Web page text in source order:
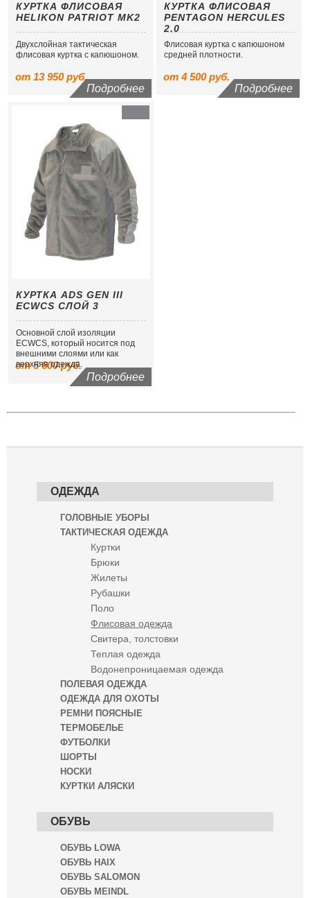
КУРТКА ФЛИСОВАЯ
HELIKON PATRIOT MK2
Двухслойная тактическая
флисовая куртка с капюшоном.
от 13 950 руб.
Подробнее
КУРТКА ФЛИСОВАЯ
PENTAGON HERCULES
2.0
Флисовая куртка с капюшоном
средней плотности.
от 4 500 руб.
Подробнее
КУРТКА ADS GEN III
ECWCS СЛОЙ 3
Основной слой изоляции
ECWCS, который носится под
внешними слоями или как
верхняя одежда.
от 5 600 руб.
Подробнее
ОДЕЖДА
ГОЛОВНЫЕ УБОРЫ
ТАКТИЧЕСКАЯ ОДЕЖДА
Куртки
Брюки
Жилеты
Рубашки
Поло
Флисовая одежда
Свитера, толстовки
Теплая одежда
Водонепроницаемая одежда
ПОЛЕВАЯ ОДЕЖДА
ОДЕЖДА ДЛЯ ОХОТЫ
РЕМНИ ПОЯСНЫЕ
ТЕРМОБЕЛЬЕ
ФУТБОЛКИ
ШОРТЫ
НОСКИ
КУРТКИ АЛЯСКИ
ОБУВЬ
ОБУВЬ LOWA
ОБУВЬ HAIX
ОБУВЬ SALOMON
ОБУВЬ MEINDL